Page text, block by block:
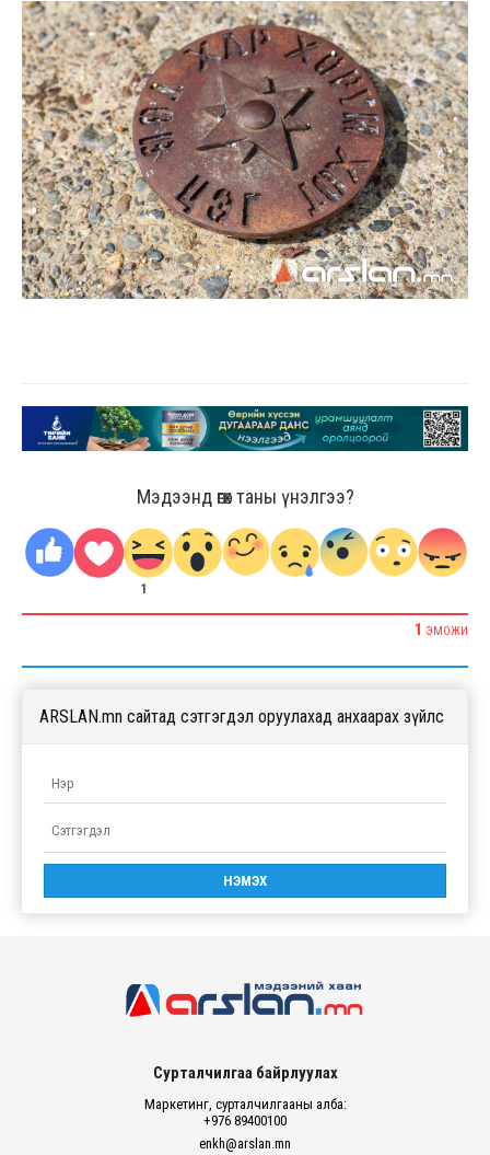
Мэдээнд өгөх таны үнэлгээ?
1
1 ЭМОЖИ
ARSLAN.mn сайтад сэтгэгдэл оруулахад анхаарах зүйлс
Сурталчилгаа байрлуулах
Маркетинг, сурталчилгааны алба:
+976 89400100
enkh@arslan.mn